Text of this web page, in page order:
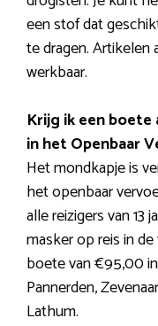
een stof dat
te dragen.
werkbaar.
Krijg ik een boete
in het Openbaar
Het mondkapje is
het openbaar
alle reizigers van 13
masker op reis in
boete van €95,00
Pannerden,
Lathum.